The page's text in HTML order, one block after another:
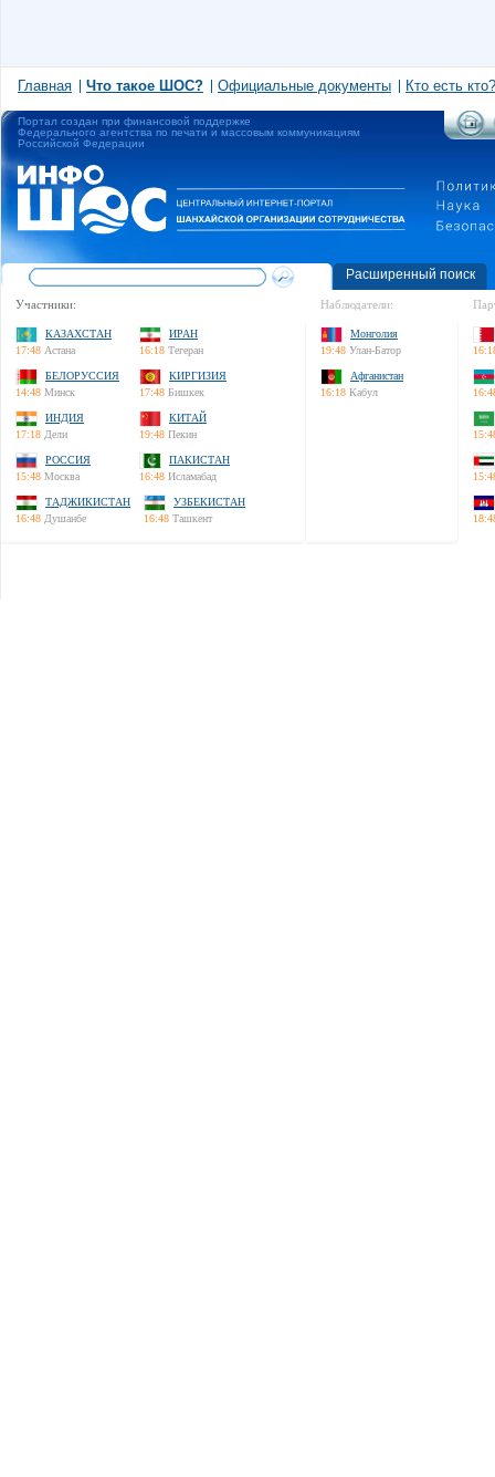
Главная Что такое ШОС? Официальные документы Кто есть кто?
Портал создан при финансовой поддержке
Федерального агентства по печати и массовым коммуникациям
Российской Федерации
Расширенный поиск
Участники:
КАЗАХСТАН
17:48 Астана
ИРАН
16:18 Тегеран
БЕЛОРУССИЯ
14:48 Минск
КИРГИЗИЯ
17:48 Бишкек
ИНДИЯ
17:18 Дели
КИТАЙ
19:48 Пекин
РОССИЯ
15:48 Москва
ПАКИСТАН
16:48 Исламабад
ТАДЖИКИСТАН
16:48 Душанбе
УЗБЕКИСТАН
16:48 Ташкент
Наблюдатели:
Монголия
19:48 Улан-Батор
Афганистан
16:18 Кабул